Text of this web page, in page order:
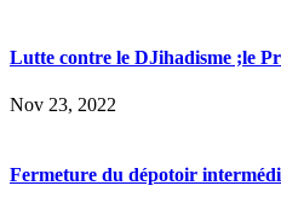
Lutte contre le DJihadisme ;le
Nov 23, 2022
Fermeture du dépotoir